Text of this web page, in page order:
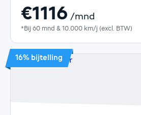
€1116 /mnd
*Bij 60 mnd & 10.000 km/j (excl. BTW)
16% bijtelling